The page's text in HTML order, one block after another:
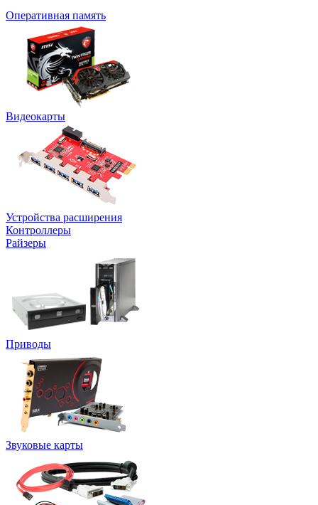
Оперативная память
Видеокарты
Устройства расширения
Контроллеры
Райзеры
Приводы
Звуковые карты